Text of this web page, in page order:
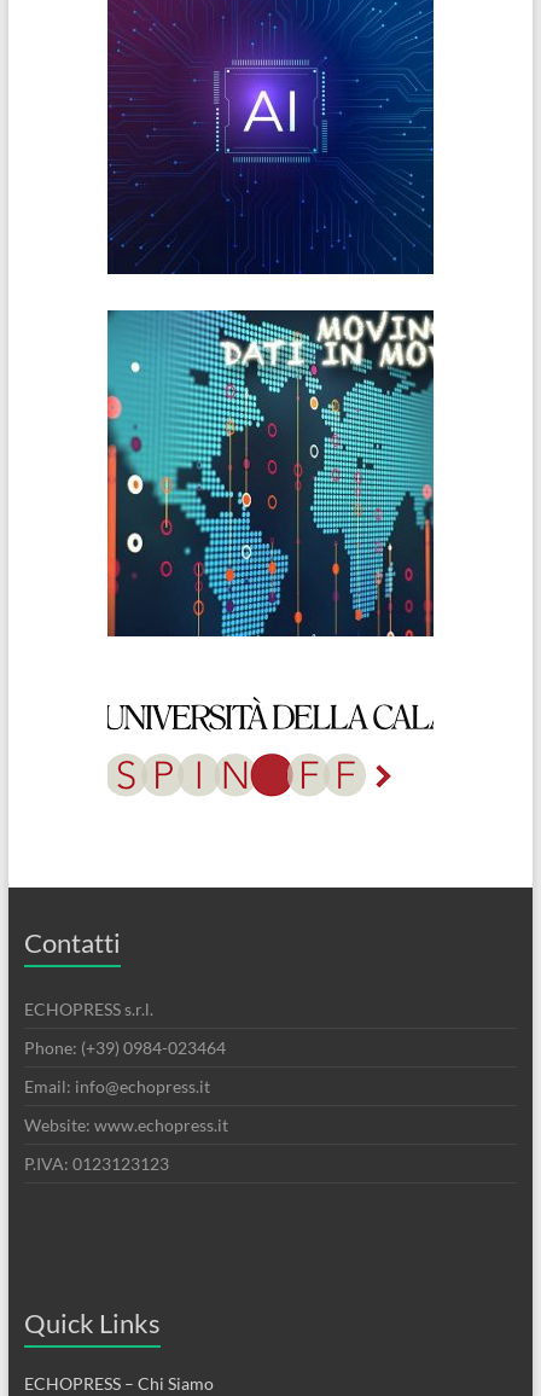
Contatti
ECHOPRESS s.r.l.
Phone: (+39) 0984-023464
Email: info@echopress.it
Website: www.echopress.it
P.IVA: 0123123123
Quick Links
ECHOPRESS – Chi Siamo